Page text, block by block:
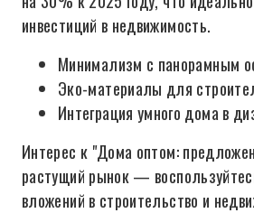
инвестиций в недвижимость.
Минимализм с панорамным
Эко-материалы для
Интеграция умного дома в
Интерес к "Дома оптом:
растущий рынок —
вложений в строительство и